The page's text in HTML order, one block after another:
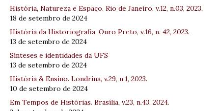
História, Natureza e Espaço. Rio de Janeiro, v.12, n.03, 2023.
18 de setembro de 2024
História da Historiografia. Ouro Preto, v.16, n. 42, 2023.
13 de setembro de 2024
Sínteses e identidades da UFS
13 de setembro de 2024
História & Ensino. Londrina, v.29, n.1, 2023.
10 de setembro de 2024
Em Tempos de Histórias. Brasília, v.23, n.43, 2024.